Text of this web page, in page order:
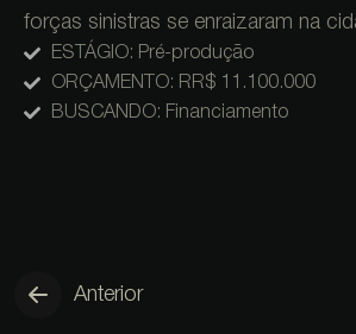
forças sinistras se enraizaram na
ESTÁGIO: Pré-produção
ORÇAMENTO: RR$ 11.100.000
BUSCANDO: Financiamento
Anterior